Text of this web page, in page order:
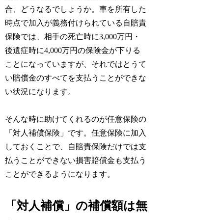
合、どうなるでしょうか。車を所有した
時点で加入が義務付けられている自賠責
保険では、相手の死亡時に3,000万円・
後遺症時に4,000万円の保険金が下りる
ことになっていますが、それではとうて
い賠償金のすべてを支払うことができな
い状況になります。
そんな時に助けてくれるのが任意保険の
「対人補償保険」です。任意保険に加入
しておくことで、自賠責保険だけでは支
払うことができない損害賠償金も支払う
ことができるようになります。
「対人補償」の補償額は無